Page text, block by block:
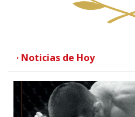
· Noticias de Hoy